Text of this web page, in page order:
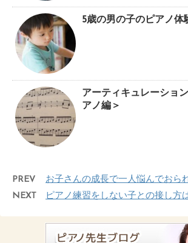
5歳の男の子のピアノ体
アーティキュレーショ
アノ編＞
PREV
お子さんの成長で一人悩んでおら
NEXT
ピアノ練習をしない子との接し方